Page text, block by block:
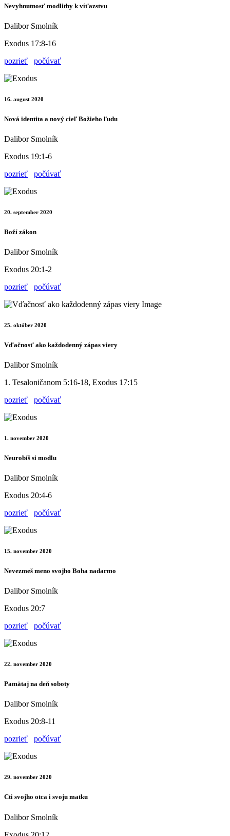
Nevyhnutnosť modlitby k víťazstvu
Dalibor Smolník
Exodus 17:8-16
pozrieť
počúvať
16. august 2020
Nová identita a nový cieľ Božieho ľudu
Dalibor Smolník
Exodus 19:1-6
pozrieť
počúvať
20. september 2020
Boží zákon
Dalibor Smolník
Exodus 20:1-2
pozrieť
počúvať
25. október 2020
Vďačnosť ako každodenný zápas viery
Dalibor Smolník
1. Tesaloničanom 5:16-18, Exodus 17:15
pozrieť
počúvať
1. november 2020
Neurobíš si modlu
Dalibor Smolník
Exodus 20:4-6
pozrieť
počúvať
15. november 2020
Nevezmeš meno svojho Boha nadarmo
Dalibor Smolník
Exodus 20:7
pozrieť
počúvať
22. november 2020
Pamätaj na deň soboty
Dalibor Smolník
Exodus 20:8-11
pozrieť
počúvať
29. november 2020
Cti svojho otca i svoju matku
Dalibor Smolník